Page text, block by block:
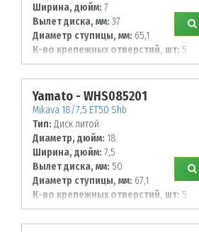
Ширина, дюйм: 7
Вылет диска, мм: 37
Диаметр ступицы, мм: 65,1
К-во крепежных отверстий, шт: 5
Диаметр располож. отверстий, мм:
110
Yamato - WHS085201
Mikava 18/7,5 ET50 Shb
Тип: Диск литой
Диаметр, дюйм: 18
Ширина, дюйм: 7,5
Вылет диска, мм: 50
Диаметр ступицы, мм: 67,1
К-во крепежных отверстий, шт: 5
Диаметр располож. отверстий, мм:
114,3